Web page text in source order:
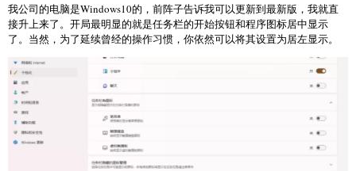
我公司的电脑是Windows10的，前阵子告诉我可以更新到最新版，我就直
接升上来了。开局最明显的就是任务栏的开始按钮和程序图标居中显示
了。当然，为了延续曾经的操作习惯，你依然可以将其设置为居左显示。